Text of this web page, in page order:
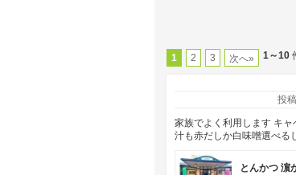
1 2 3 次へ» 1～10
投
家族でよく利用します キ
汁も赤だしか白味噌選べる
とんかつ 濵